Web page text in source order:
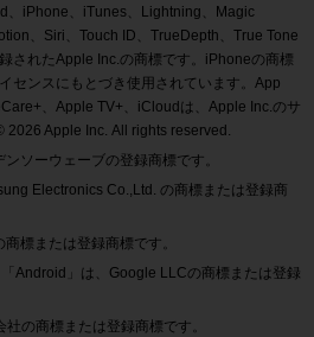
、iPhone、iTunes、Lightning、Magic
、Siri、Touch ID、TrueDepth、True Tone
されたApple Inc.の商標です。iPhoneの商標
センスにもとづき使用されています。App
、Apple TV+、iCloudは、Apple Inc.のサ
2026 Apple Inc. All rights reserved.
ソーウェーブの登録商標です。
Electronics Co.,Ltd. の商標または登録商
標または登録商標です。
Android」は、Google LLCの商標または登録
社の商標または登録商標です。